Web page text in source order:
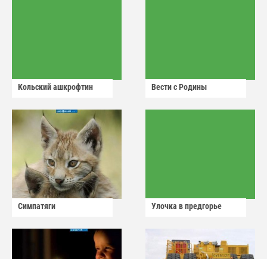
Кольский ашкрофтин Вести с Родины
Симпатяги Улочка в предгорье